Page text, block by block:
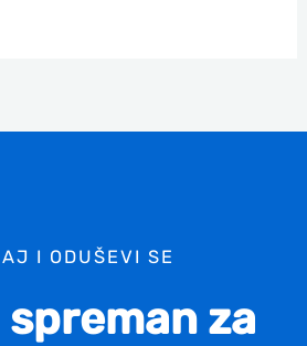
I ODUŠEVI SE
spreman za